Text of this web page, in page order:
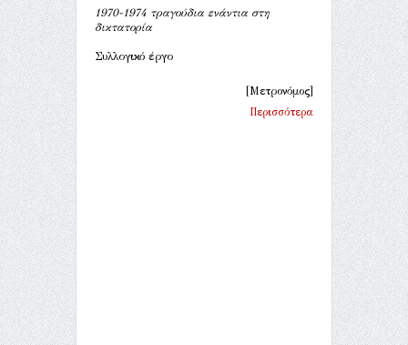
1970-1974 τραγούδια ενάντια στη
δικτατορία
Συλλογικό έργο
[Μετρονόμος]
Περισσότερα